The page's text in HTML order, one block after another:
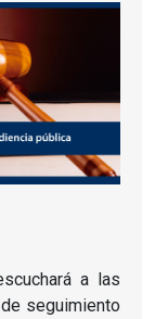
a las
seguimiento